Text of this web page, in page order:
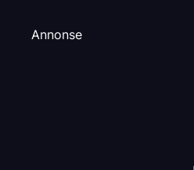
Annonse